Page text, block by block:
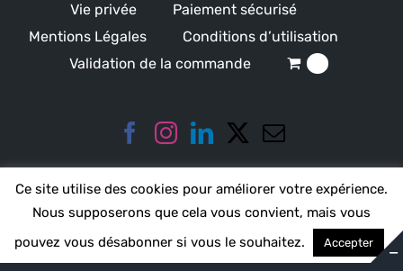
Vie privée
Paiement sécurisé
Mentions Légales
Conditions d’utilisation
Validation de la commande
Ce site utilise des cookies pour améliorer votre expérience.
Nous supposerons que cela vous convient, mais vous
pouvez vous désabonner si vous le souhaitez.
Accepter